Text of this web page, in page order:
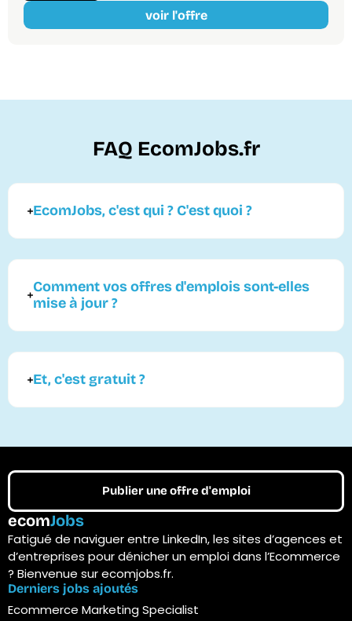
voir l'offre
FAQ EcomJobs.fr
EcomJobs, c'est qui ? C'est quoi ?
Comment vos offres d'emplois sont-elles
mise à jour ?
Et, c'est gratuit ?
ecomJobs
Fatigué de naviguer entre LinkedIn, les sites d’agences et
d’entreprises pour dénicher un emploi dans l’Ecommerce
? Bienvenue sur ecomjobs.fr.
Publier une offre d'emploi
Derniers jobs ajoutés
Ecommerce Marketing Specialist